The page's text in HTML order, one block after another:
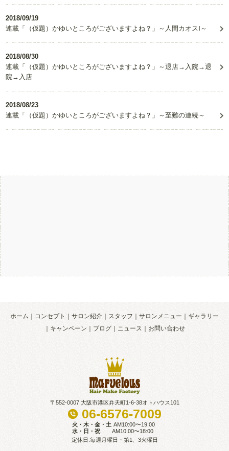
2018/09/19
連載「（仮題）かゆいところがございますよね？」～人間カオスⅠ～
2018/08/30
連載「（仮題）かゆいところがございますよね？」～退店→入院→退
院→入店
2018/08/23
連載「（仮題）かゆいところがございますよね？」～至難の連続～
ホーム コンセプト サロン紹介 スタッフ サロンメニュー
ギャラリー
キャンペーン
ブログ ニュース お問い合わせ
〒552-0007 大阪市港区弁天町1-6-38オトハウス101
06-6576-7009
火・木・金・土 AM10:00〜19:00
水・日・祝
AM10:00〜18:00
定休日:毎週月曜日・第1、3火曜日